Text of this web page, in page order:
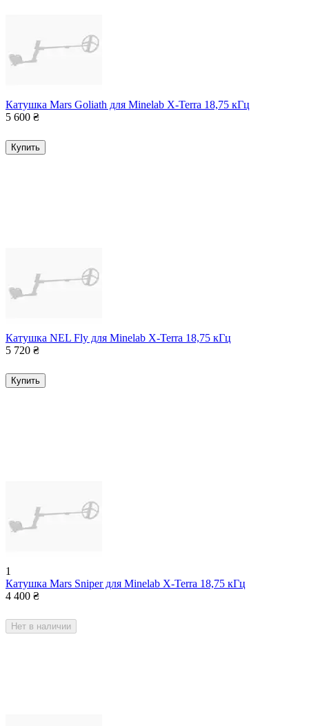
Катушка Mars Goliath для Minelab X-Terra 18,75 кГц
5 600 ₴
Купить
Катушка NEL Fly для Minelab X-Terra 18,75 кГц
5 720 ₴
Купить
1
Катушка Mars Sniper для Minelab X-Terra 18,75 кГц
4 400 ₴
Нет в наличии